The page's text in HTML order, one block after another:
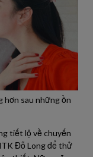
hơn sau những ồn
tiết lộ về chuyến
Đỗ Long để thử